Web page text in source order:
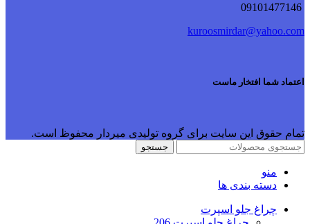
kuroosmirdar@yahoo.com
اعتماد شما افتخار ماست
تمام حقوق این سایت برای گروه تولیدی میردار محفوظ است.
جستجو
منو
دسته بندی ها
چراغ جلو اسپرت